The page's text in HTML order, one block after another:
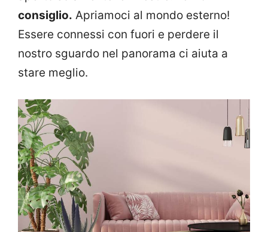
consiglio. Apriamoci al mondo esterno!
Essere connessi con fuori e perdere il
nostro sguardo nel panorama ci aiuta a
stare meglio.